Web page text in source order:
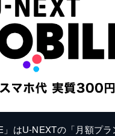
」はU-NEXTの「月額プ